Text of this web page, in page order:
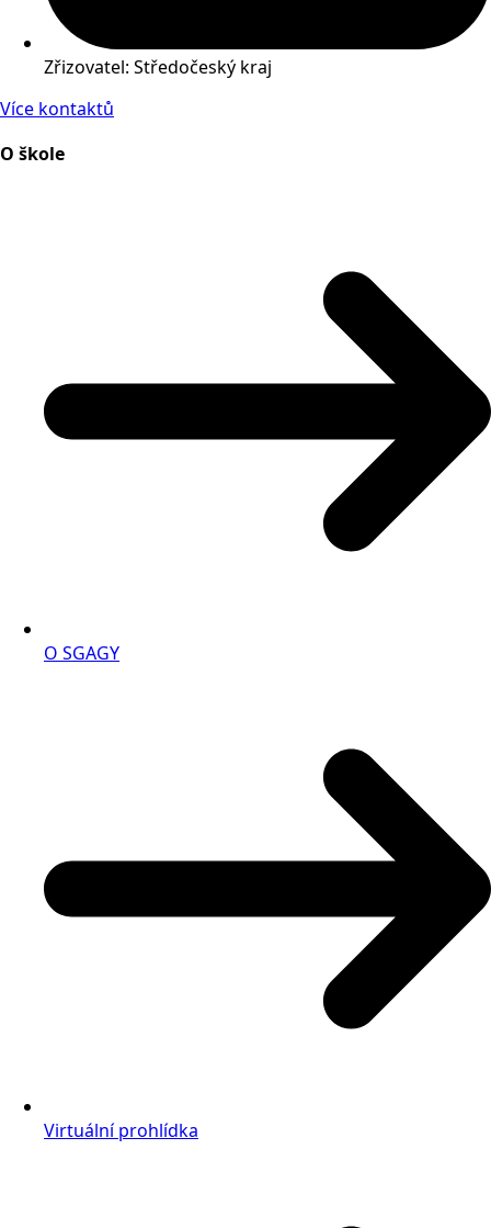
Zřizovatel: Středočeský kraj
Více kontaktů
O škole
O SGAGY
Virtuální prohlídka